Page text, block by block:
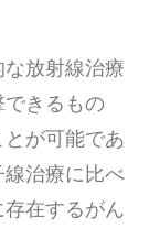
放射線治療
きるもの
が可能であ
治療に比べ
在するがん